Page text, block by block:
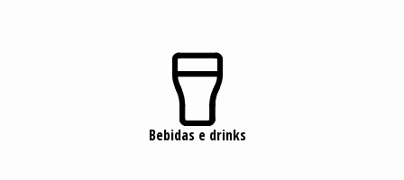

Bebidas e drinks